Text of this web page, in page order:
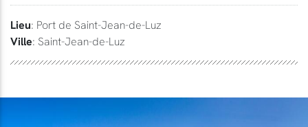
Lieu: Port de Saint-Jean-de-Luz
Ville: Saint-Jean-de-Luz